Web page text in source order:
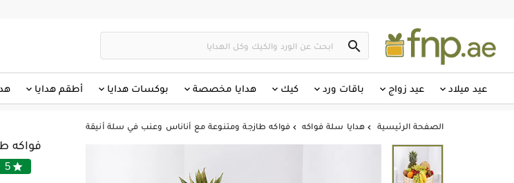

عيد ميلاد عيد زواج باقات ورد كيك هدايا مخصصة بوكسات هدايا أطقم هدايا
الصفحة الرئيسية  هدايا سلة فواكه  فواكه طازجة ومتنوعة مع أناناس وعنب في سلة أنيقة
فواكه
5